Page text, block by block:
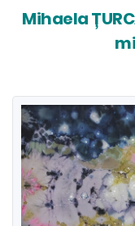
Mihaela